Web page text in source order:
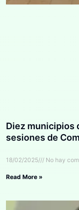
Diez municipios
sesiones de
18/02/2025 No hay
Read More »